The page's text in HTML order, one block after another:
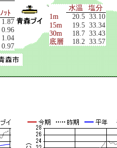
ﾉｯﾄ
1.87
0.96
1.04
0.97
水温
塩分
1m
20.5 33.10
15m
19.5 33.34
30m
18.7 33.43
底層
18.2 33.57